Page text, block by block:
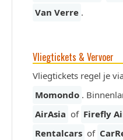
Van Verre .
Vliegtickets & Vervoer
Vliegtickets regel je
Momondo .
AirAsia of Firefly
Rentalcars of